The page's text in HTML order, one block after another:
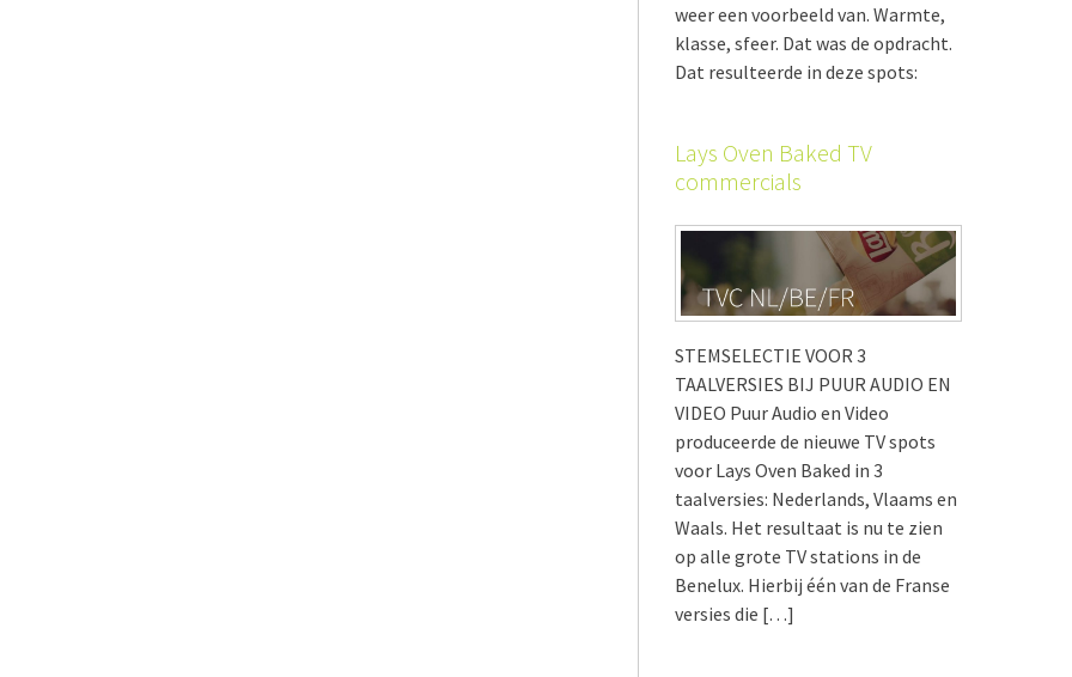
weer een voorbeeld van. Warmte,
klasse, sfeer. Dat was de opdracht.
Dat resulteerde in deze spots:
Lays Oven Baked TV
commercials
STEMSELECTIE VOOR 3
TAALVERSIES BIJ PUUR AUDIO EN
VIDEO Puur Audio en Video
produceerde de nieuwe TV spots
voor Lays Oven Baked in 3
taalversies: Nederlands, Vlaams en
Waals. Het resultaat is nu te zien
op alle grote TV stations in de
Benelux. Hierbij één van de Franse
versies die […]